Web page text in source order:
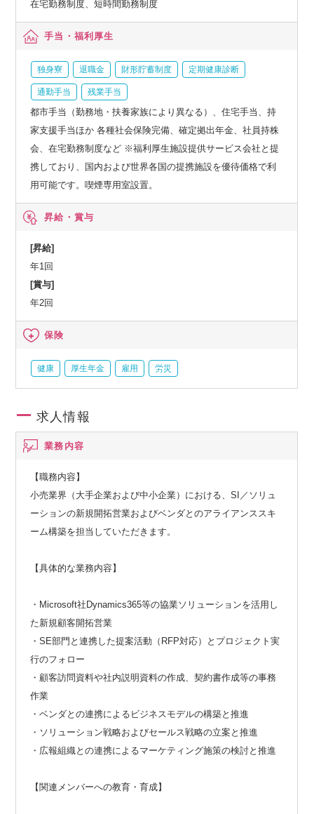
在宅勤務制度、短時間勤務制度
手当・福利厚生
独身寮 退職金 財形貯蓄制度 定期健康診断
通勤手当 残業手当
都市手当（勤務地・扶養家族により異なる）、住宅手当、持
家支援手当ほか 各種社会保険完備、確定拠出年金、社員持株
会、在宅勤務制度など ※福利厚生施設提供サービス会社と提
携しており、国内および世界各国の提携施設を優待価格で利
用可能です。喫煙専用室設置。
昇給・賞与
[昇給]
年1回
[賞与]
年2回
保険
健康 厚生年金 雇用 労災
求人情報
業務内容
【職務内容】
小売業界（大手企業および中小企業）における、SI／ソリュ
ーションの新規開拓営業およびベンダとのアライアンススキ
ーム構築を担当していただきます。
【具体的な業務内容】
・Microsoft社Dynamics365等の協業ソリューションを活用し
た新規顧客開拓営業
・SE部門と連携した提案活動（RFP対応）とプロジェクト実
行のフォロー
・顧客訪問資料や社内説明資料の作成、契約書作成等の事務
作業
・ベンダとの連携によるビジネスモデルの構築と推進
・ソリューション戦略およびセールス戦略の立案と推進
・広報組織との連携によるマーケティング施策の検討と推進
【関連メンバーへの教育・育成】